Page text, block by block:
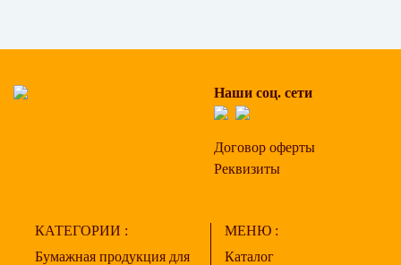
Наши соц. сети
Договор оферты
Реквизиты
КАТЕГОРИИ :
Бумажная продукция для
МЕНЮ :
Каталог